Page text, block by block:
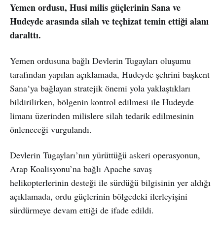
Yemen ordusu, Husi milis güçlerinin Sana ve
Hudeyde arasında silah ve teçhizat temin ettiği alanı
daralttı.
Yemen ordusuna bağlı Devlerin Tugayları oluşumu
tarafından yapılan açıklamada, Hudeyde şehrini başkent
Sana‘ya bağlayan stratejik önemi yola yaklaştıkları
bildirilirken, bölgenin kontrol edilmesi ile Hudeyde
limanı üzerinden milislere silah tedarik edilmesinin
önleneceği vurgulandı.
Devlerin Tugayları’nın yürüttüğü askeri operasyonun,
Arap Koalisyonu’na bağlı Apache savaş
helikopterlerinin desteği ile sürdüğü bilgisinin yer aldığı
açıklamada, ordu güçlerinin bölgedeki ilerleyişini
sürdürmeye devam ettiği de ifade edildi.